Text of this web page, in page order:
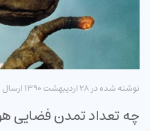
نوشته شده در28 ارديبهشت 1390
چه تعداد تمدن فضایی